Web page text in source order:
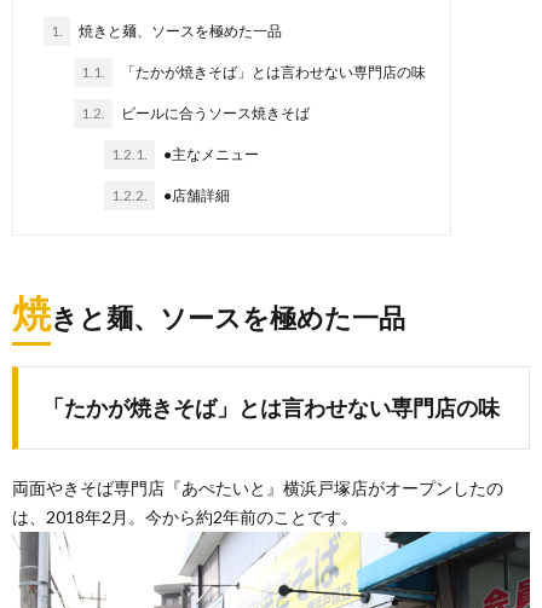
1. 焼きと麺、ソースを極めた一品
1.1. 「たかが焼きそば」とは言わせない専門店の味
1.2. ビールに合うソース焼きそば
1.2.1. ●主なメニュー
1.2.2. ●店舗詳細
焼きと麺、ソースを極めた一品
「たかが焼きそば」とは言わせない専門店の味
両面やきそば専門店『あぺたいと』横浜戸塚店がオープンしたの
は、2018年2月。今から約2年前のことです。